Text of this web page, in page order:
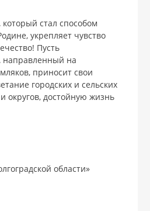
который стал способом
укрепляет чувство
Пусть
направленный на
приносит свои
городских и сельских
округов, достойную жизнь
области»